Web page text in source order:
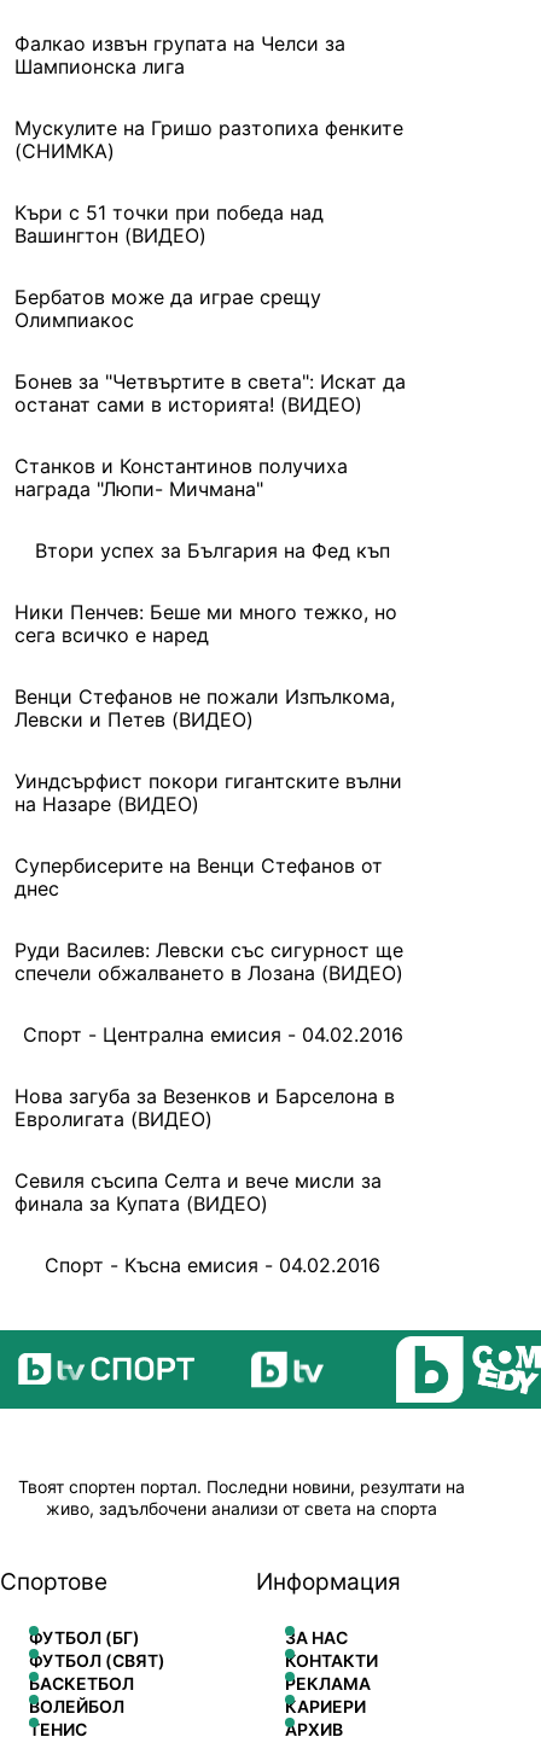
Фалкао извън групата на Челси за
Шампионска лига
Мускулите на Гришо разтопиха фенките
(СНИМКА)
Къри с 51 точки при победа над
Вашингтон (ВИДЕО)
Бербатов може да играе срещу
Олимпиакос
Бонев за "Четвъртите в света": Искат да
останат сами в историята! (ВИДЕО)
Станков и Константинов получиха
награда "Люпи- Мичмана"
Втори успех за България на Фед къп
Ники Пенчев: Беше ми много тежко, но
сега всичко е наред
Венци Стефанов не пожали Изпълкома,
Левски и Петев (ВИДЕО)
Уиндсърфист покори гигантските вълни
на Назаре (ВИДЕО)
Супербисерите на Венци Стефанов от
днес
Руди Василев: Левски със сигурност ще
спечели обжалването в Лозана (ВИДЕО)
Спорт - Централна емисия - 04.02.2016
Нова загуба за Везенков и Барселона в
Евролигата (ВИДЕО)
Севиля съсипа Селта и вече мисли за
финала за Купата (ВИДЕО)
Спорт - Късна емисия - 04.02.2016
Твоят спортен портал. Последни новини, резултати на
живо, задълбочени анализи от света на спорта
Спортове
ФУТБОЛ (БГ)
ФУТБОЛ (СВЯТ)
БАСКЕТБОЛ
ВОЛЕЙБОЛ
ТЕНИС
Информация
ЗА НАС
КОНТАКТИ
РЕКЛАМА
КАРИЕРИ
АРХИВ